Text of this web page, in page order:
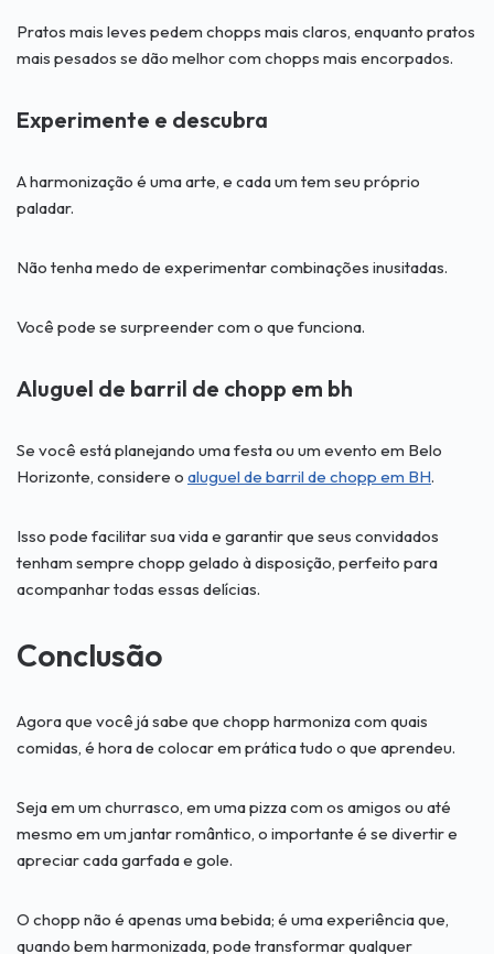
Pratos mais leves pedem chopps mais claros, enquanto pratos
mais pesados se dão melhor com chopps mais encorpados.
Experimente e descubra
A harmonização é uma arte, e cada um tem seu próprio
paladar.
Não tenha medo de experimentar combinações inusitadas.
Você pode se surpreender com o que funciona.
Aluguel de barril de chopp em bh
Se você está planejando uma festa ou um evento em Belo
Horizonte, considere o aluguel de barril de chopp em BH.
Isso pode facilitar sua vida e garantir que seus convidados
tenham sempre chopp gelado à disposição, perfeito para
acompanhar todas essas delícias.
Conclusão
Agora que você já sabe que chopp harmoniza com quais
comidas, é hora de colocar em prática tudo o que aprendeu.
Seja em um churrasco, em uma pizza com os amigos ou até
mesmo em um jantar romântico, o importante é se divertir e
apreciar cada garfada e gole.
O chopp não é apenas uma bebida; é uma experiência que,
quando bem harmonizada, pode transformar qualquer